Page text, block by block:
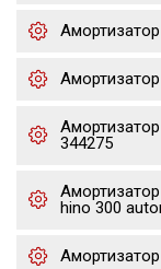
344275
hino 300